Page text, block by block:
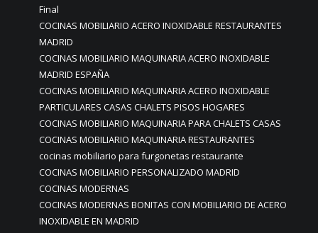
Final
COCINAS MOBILIARIO ACERO INOXIDABLE RESTAURANTES
MADRID
COCINAS MOBILIARIO MAQUINARIA ACERO INOXIDABLE
MADRID ESPAÑA
COCINAS MOBILIARIO MAQUINARIA ACERO INOXIDABLE
PARTICULARES CASAS CHALETS PISOS HOGARES
COCINAS MOBILIARIO MAQUINARIA PARA CHALETS CASAS
COCINAS MOBILIARIO MAQUINARIA RESTAURANTES
cocinas mobiliario para furgonetas restaurante
COCINAS MOBILIARIO PERSONALIZADO MADRID
COCINAS MODERNAS
COCINAS MODERNAS BONITAS CON MOBILIARIO DE ACERO
INOXIDABLE EN MADRID